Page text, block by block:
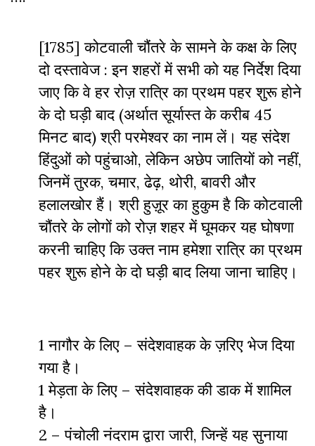
[1785] कोटवाली चौंतरे के सामने के कक्ष के लिए
दो दस्तावेज : इन शहरों में सभी को यह निर्देश दिया
जाए कि वे हर रोज़ रात्रि का प्रथम पहर शुरू होने
के दो घड़ी बाद (अर्थात सूर्यास्त के करीब 45
मिनट बाद) श्री परमेश्वर का नाम लें। यह संदेश
हिंदुओं को पहुंचाओ, लेकिन अछेप जातियों को नहीं,
जिनमें तुरक, चमार, ढेढ़, थोरी, बावरी और
हलालखोर हैं। श्री हुज़ूर का हुकुम है कि कोटवाली
चौंतरे के लोगों को रोज़ शहर में घूमकर यह घोषणा
करनी चाहिए कि उक्त नाम हमेशा रात्रि का प्रथम
पहर शुरू होने के दो घड़ी बाद लिया जाना चाहिए।
1 नागौर के लिए – संदेशवाहक के ज़रिए भेज दिया
गया है।
1 मेड़ता के लिए – संदेशवाहक की डाक में शामिल
है।
2 – पंचोली नंदराम द्वारा जारी, जिन्हें यह सुनाया